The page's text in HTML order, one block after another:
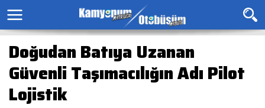
Doğudan Batıya Uzanan
Güvenli Taşımacılığın Adı Pilot
Lojistik